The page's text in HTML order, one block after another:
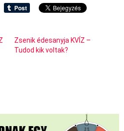
Zsenik édesanyja KVÍZ –
Tudod kik voltak?